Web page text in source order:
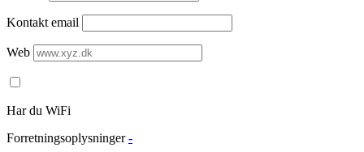
Kontakt email
Web
Har du WiFi
Forretningsoplysninger -